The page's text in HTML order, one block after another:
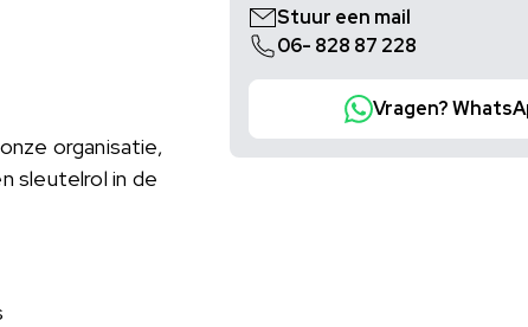
organisatie,
sleutelrol in de
Stuur een mail
06- 828 87 228
Vragen?